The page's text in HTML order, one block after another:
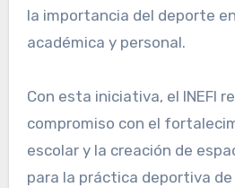
la importancia del deporte
académica y personal.
Con esta iniciativa, el INEFI
compromiso con el
escolar y la creación de
para la práctica deportiva